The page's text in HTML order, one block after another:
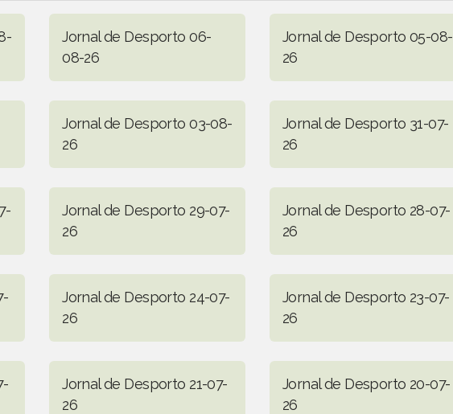
Jornal de Desporto 06-
08-26
Jornal de Desporto 05-08-
26
Jornal de Desporto 03-08-
26
Jornal de Desporto 31-07-
26
Jornal de Desporto 29-07-
26
Jornal de Desporto 28-07-
26
Jornal de Desporto 24-07-
26
Jornal de Desporto 23-07-
26
Jornal de Desporto 21-07-
26
Jornal de Desporto 20-07-
26